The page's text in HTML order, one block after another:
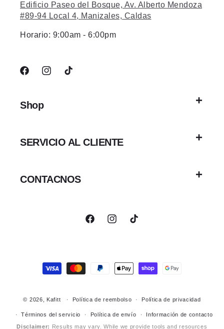
Edificio Paseo del Bosque, Av. Alberto Mendoza
#89-94 Local 4, Manizales, Caldas
Horario: 9:00am - 6:00pm
FacebookInstagramTikTok
Shop
SERVICIO AL CLIENTE
CONTACNOS
FacebookInstagramTikTok
de
© 2026, Kafitt Política de reembolso Política de privacidad
Términos del servicio Política de envío
Información de contacto
Disclaimer: Results may vary. While we provide tools and resources